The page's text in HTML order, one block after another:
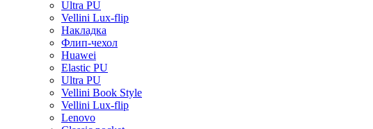
Ultra PU
Vellini Lux-flip
Накладка
Флип-чехол
Huawei
Elastic PU
Ultra PU
Vellini Book Style
Vellini Lux-flip
Lenovo